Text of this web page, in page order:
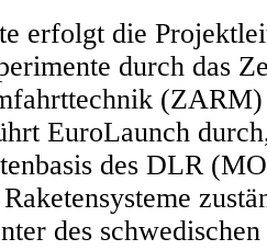
erfolgt die
durch das
EuroLaunch
des DLR
des schwedischen